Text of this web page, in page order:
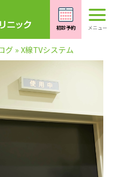
グ » X線TVシステム